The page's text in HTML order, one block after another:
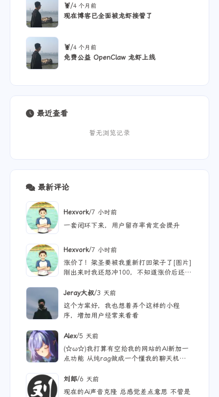
🦞/4 个月前
现在博客已全面被龙虾接管了
🦞/4 个月前
免费公益 OpenClaw 龙虾上线
最近查看
暂无浏览记录
最新评论
Hexvork/7 小时前
一套闭环下来，用户留存率肯定会提升
Hexvork/7 小时前
涨价了！梁圣要被我重新打回梁子了[图片]
刚出来时我还怒冲100，不知道涨价后还能
Jeray大叔/3 天前
这个方案好，我也想着弄个这样的小程
序，增加用户经常来看看
Alex/5 天前
(☆ω☆)我打算有空给我的网站的AI新加一
点功能 从纯rag做成一个懂我的聊天机器
可以薅免费额度的API 还有DeepSeek的低
价API 太爽啦
刘郎/6 天前
现在的Ai声音克隆 总感觉差点意思 不管是